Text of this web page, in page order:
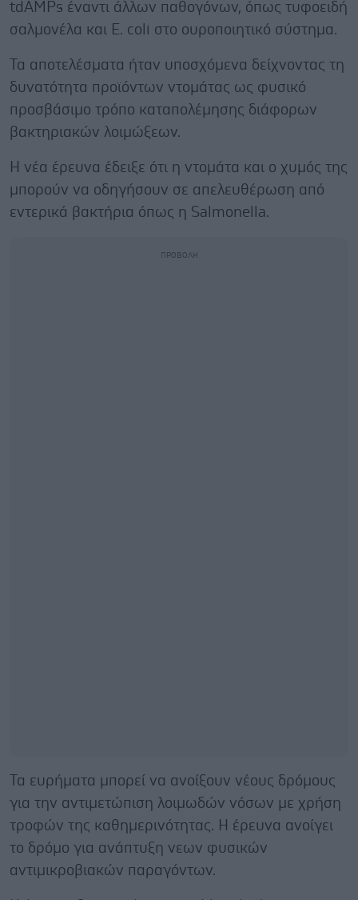
tdAMPs έναντι άλλων παθογόνων, όπως τυφοειδή
σαλμονέλα και E. coli στο ουροποιητικό σύστημα.
Τα αποτελέσματα ήταν υποσχόμενα δείχνοντας τη
δυνατότητα προϊόντων ντομάτας ως φυσικό
προσβάσιμο τρόπο καταπολέμησης διάφορων
βακτηριακών λοιμώξεων.
Η νέα έρευνα έδειξε ότι η ντομάτα και ο χυμός της
μπορούν να οδηγήσουν σε απελευθέρωση από
εντερικά βακτήρια όπως η Salmonella.
Τα ευρήματα μπορεί να ανοίξουν νέους δρόμους
για την αντιμετώπιση λοιμωδών νόσων με χρήση
τροφών της καθημερινότητας. Η έρευνα ανοίγει
το δρόμο για ανάπτυξη νεων φυσικών
αντιμικροβιακών παραγόντων.